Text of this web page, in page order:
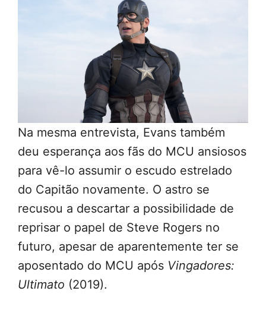
Na mesma entrevista, Evans também
deu esperança aos fãs do MCU ansiosos
para vê-lo assumir o escudo estrelado
do Capitão novamente. O astro se
recusou a descartar a possibilidade de
reprisar o papel de Steve Rogers no
futuro, apesar de aparentemente ter se
aposentado do MCU após Vingadores:
Ultimato (2019).